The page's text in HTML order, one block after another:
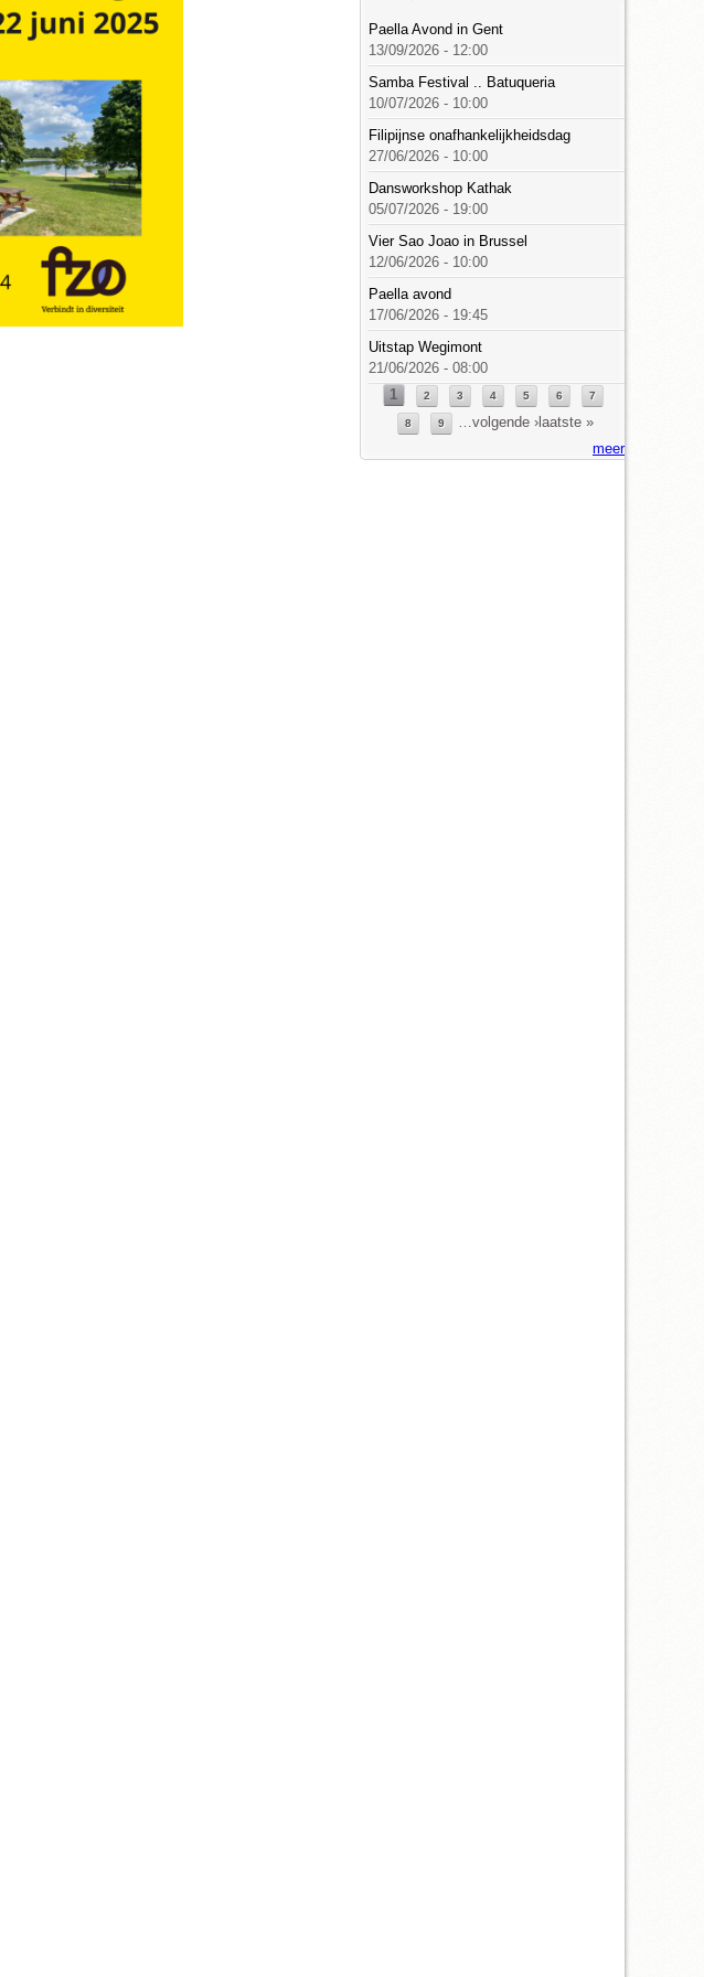
Paella Avond in Gent
13/09/2026 - 12:00
Samba Festival .. Batuqueria
10/07/2026 - 10:00
Filipijnse onafhankelijkheidsdag
27/06/2026 - 10:00
Dansworkshop Kathak
05/07/2026 - 19:00
Vier Sao Joao in Brussel
12/06/2026 - 10:00
Paella avond
17/06/2026 - 19:45
Uitstap Wegimont
21/06/2026 - 08:00
Pagina's
1 2 3 4 5 6 7
8 9 …volgende › laatste »
meer